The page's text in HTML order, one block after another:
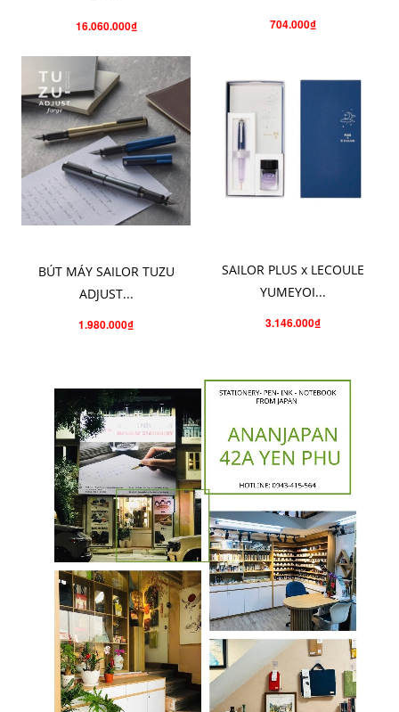
16.060.000₫
BÚT MÁY SAILOR TUZU
ADJUST...
1.980.000₫
704.000₫
SAILOR PLUS x LECOULE
YUMEYOI...
3.146.000₫